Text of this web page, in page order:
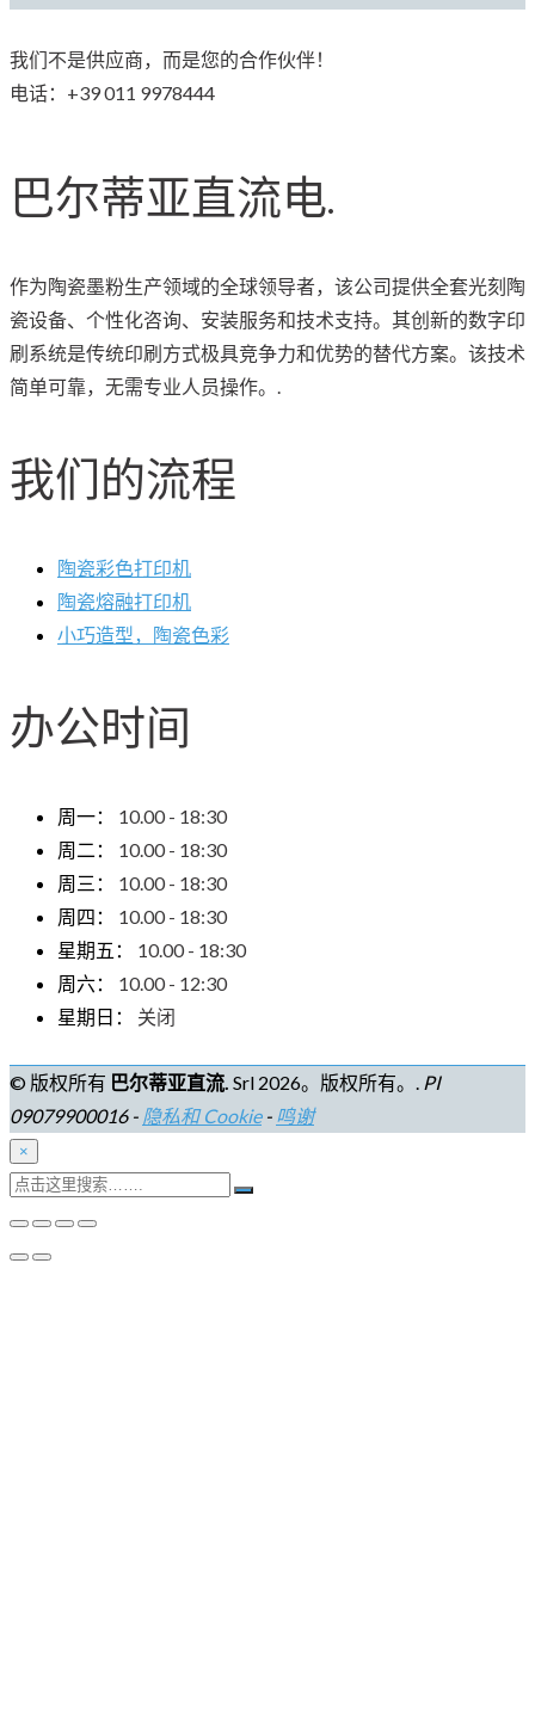
我们不是供应商，而是您的合作伙伴！
电话：+39 011 9978444
巴尔蒂亚直流电.
作为陶瓷墨粉生产领域的全球领导者，该公司提供全套光刻陶
瓷设备、个性化咨询、安装服务和技术支持。其创新的数字印
刷系统是传统印刷方式极具竞争力和优势的替代方案。该技术
简单可靠，无需专业人员操作。.
我们的流程
陶瓷彩色打印机
陶瓷熔融打印机
小巧造型，陶瓷色彩
办公时间
周一： 10.00 - 18:30
周二： 10.00 - 18:30
周三： 10.00 - 18:30
周四： 10.00 - 18:30
星期五： 10.00 - 18:30
周六： 10.00 - 12:30
星期日： 关闭
© 版权所有 巴尔蒂亚直流. Srl 2026。版权所有。. PI
09079900016 - 隐私和 Cookie- 鸣谢
×